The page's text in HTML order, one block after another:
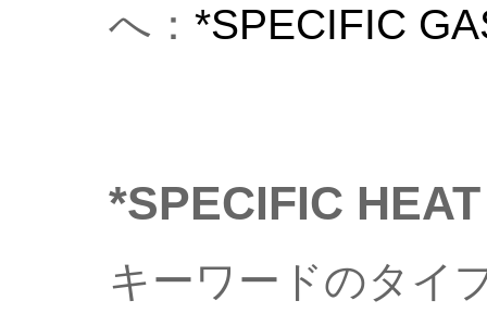
へ： *SPECIFIC
*SPECIFIC HEAT
キーワードのタイ